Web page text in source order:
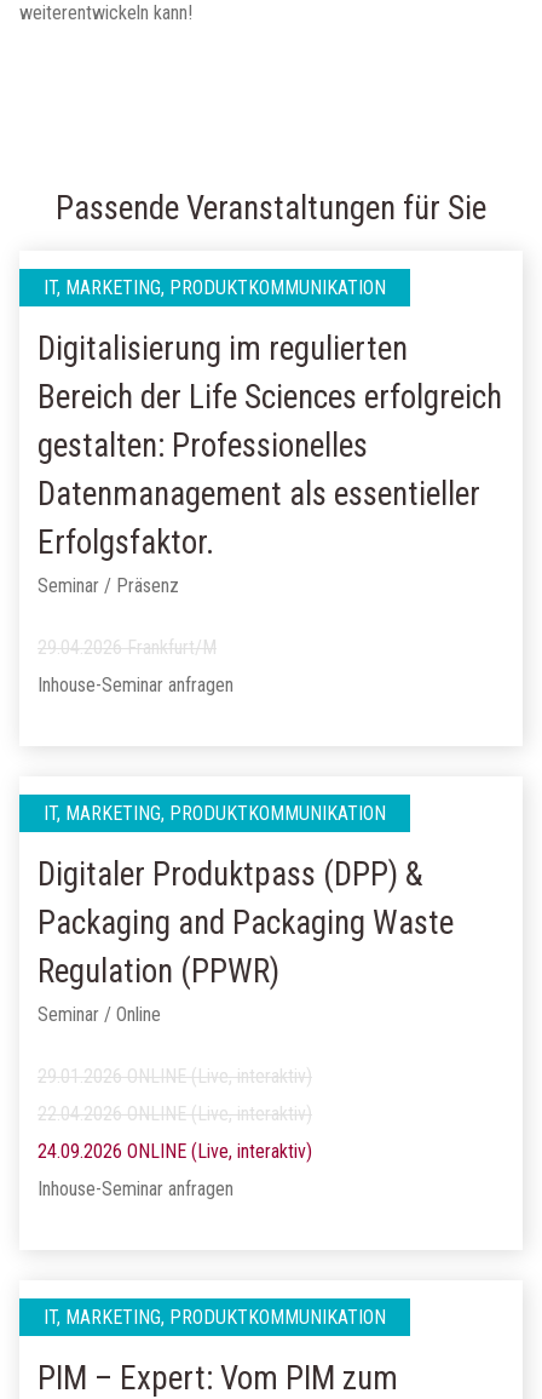
weiterentwickeln kann!
Passende Veranstaltungen für Sie
IT, MARKETING, PRODUKTKOMMUNIKATION
Digitalisierung im regulierten
Bereich der Life Sciences erfolgreich
gestalten: Professionelles
Datenmanagement als essentieller
Erfolgsfaktor.
Seminar / Präsenz
29.04.2026 Frankfurt/M
Inhouse-Seminar anfragen
IT, MARKETING, PRODUKTKOMMUNIKATION
Digitaler Produktpass (DPP) &
Packaging and Packaging Waste
Regulation (PPWR)
Seminar / Online
29.01.2026 ONLINE (Live, interaktiv)
22.04.2026 ONLINE (Live, interaktiv)
24.09.2026 ONLINE (Live, interaktiv)
Inhouse-Seminar anfragen
IT, MARKETING, PRODUKTKOMMUNIKATION
PIM – Expert: Vom PIM zum